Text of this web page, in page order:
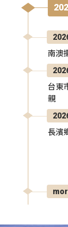
南澳
台東
親
長濱